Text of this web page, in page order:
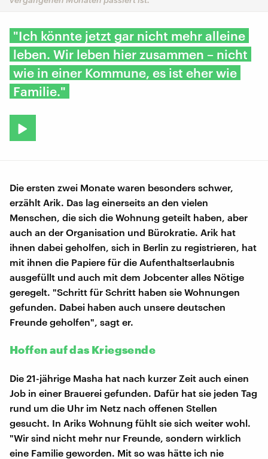
"Ich könnte jetzt gar nicht mehr alleine
leben. Wir leben hier zusammen – nicht
wie in einer Kommune, es ist eher wie
Familie."
Die ersten zwei Monate waren besonders schwer,
erzählt Arik. Das lag einerseits an den vielen
Menschen, die sich die Wohnung geteilt haben, aber
auch an der Organisation und Bürokratie. Arik hat
ihnen dabei geholfen, sich in Berlin zu registrieren, hat
mit ihnen die Papiere für die Aufenthaltserlaubnis
ausgefüllt und auch mit dem Jobcenter alles Nötige
geregelt. "Schritt für Schritt haben sie Wohnungen
gefunden. Dabei haben auch unsere deutschen
Freunde geholfen", sagt er.
Hoffen auf das Kriegsende
Die 21-jährige Masha hat nach kurzer Zeit auch einen
Job in einer Brauerei gefunden. Dafür hat sie jeden Tag
rund um die Uhr im Netz nach offenen Stellen
gesucht. In Ariks Wohnung fühlt sie sich weiter wohl.
"Wir sind nicht mehr nur Freunde, sondern wirklich
eine Familie geworden. Mit so was hätte ich nie